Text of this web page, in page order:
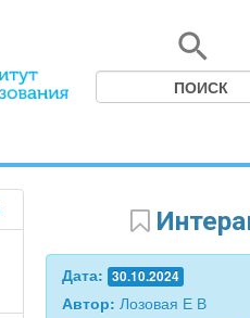
Дата: 30.10.2024
Автор: Лозовая Е В